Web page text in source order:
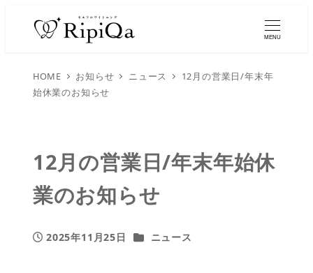
MENU
HOME お知らせ ニュース
12月の営業日/年末年
始休業のお知らせ
12月の営業日/年末年始休
業のお知らせ
投稿日
2025年11月25日 カテゴリー
ニュース